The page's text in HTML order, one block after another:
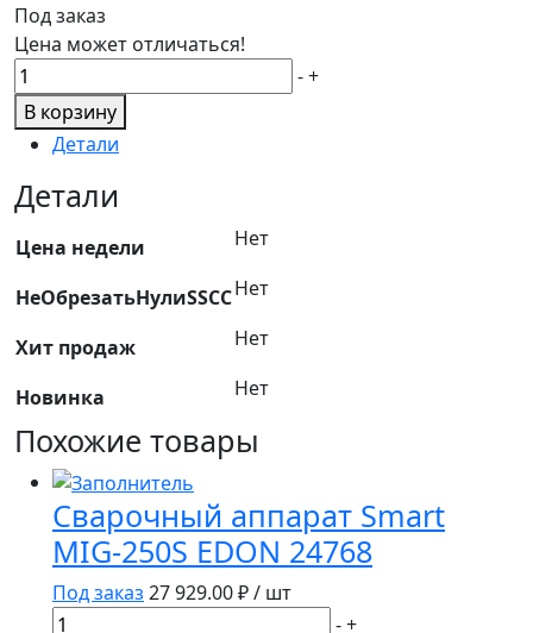
Под заказ
Цена может отличаться!
Количество
товара
Кабель
гибкий
КГхл
1*25(Россия)
-+
В корзину
Детали
Детали
Цена недели Нет
НеОбрезатьНулиSSCCНет
Хит продаж Нет
Новинка Нет
Похожие товары
Сварочный аппарат Smart
MIG-250S EDON 24768
Под заказ 27 929.00₽ / шт
Количество
-+